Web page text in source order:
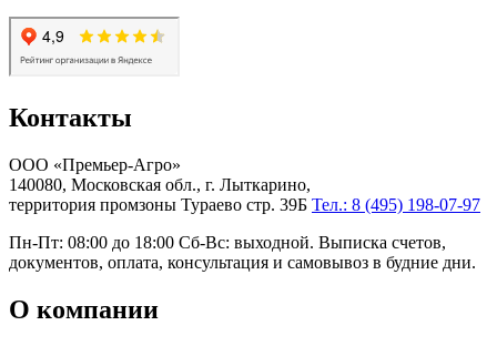
Контакты
ООО «Премьер-Агро»
140080, Московская обл., г. Лыткарино,
территория промзоны Тураево стр. 39Б Тел.: 8 (495) 198-07-97
Пн-Пт: 08:00 до 18:00 Сб-Вс: выходной. Выписка счетов,
документов, оплата, консультация и самовывоз в будние дни.
О компании